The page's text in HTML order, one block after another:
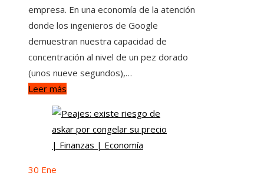
empresa. En una economía de la atención
donde los ingenieros de Google
demuestran nuestra capacidad de
concentración al nivel de un pez dorado
(unos nueve segundos),…
Leer más
30 Ene